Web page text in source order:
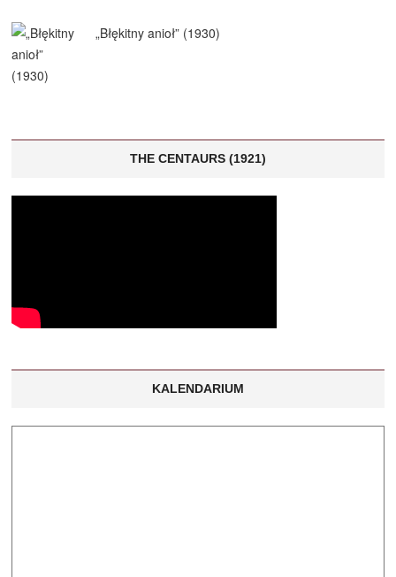
„Błękitny anioł” (1930)
THE CENTAURS (1921)
KALENDARIUM